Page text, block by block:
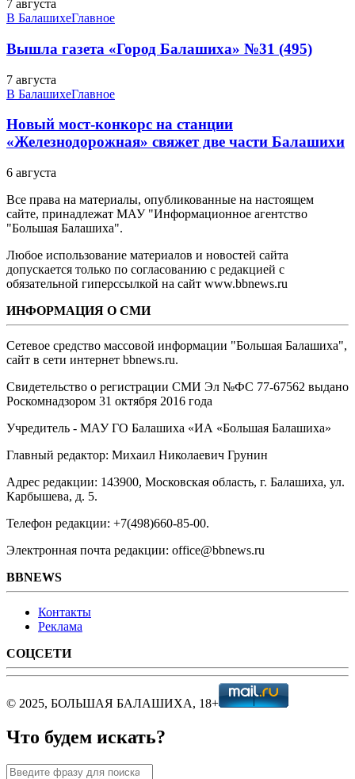
7 августа
В БалашихеГлавное
Вышла газета «Город Балашиха» №31 (495)
7 августа
В БалашихеГлавное
Новый мост-конкорс на станции
«Железнодорожная» свяжет две части Балашихи
6 августа
Все права на материалы, опубликованные на настоящем
сайте, принадлежат МАУ "Информационное агентство
"Большая Балашиха".
Любое использование материалов и новостей сайта
допускается только по согласованию с редакцией с
обязательной гиперссылкой на сайт www.bbnews.ru
ИНФОРМАЦИЯ О СМИ
Сетевое средство массовой информации "Большая Балашиха",
сайт в сети интернет bbnews.ru.
Свидетельство о регистрации СМИ Эл №ФС ‎77-67562 выдано
Роскомнадзором 31 октября 2016 года
Учредитель - МАУ ГО Балашиха «ИА «Большая Балашиха»
Главный редактор: Михаил Николаевич Грунин
Адрес редакции: 143900, Московская область, г. Балашиха, ул.
Карбышева, д. 5.
Телефон редакции: +7(498)660-85-00.
Электронная почта редакции: office@bbnews.ru
BBNEWS
Контакты
Реклама
СОЦСЕТИ
© 2025, БОЛЬШАЯ БАЛАШИХА, 18+
Что будем искать?